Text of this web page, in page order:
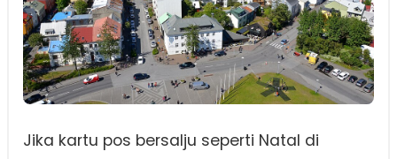
Jika kartu pos bersalju seperti Natal di